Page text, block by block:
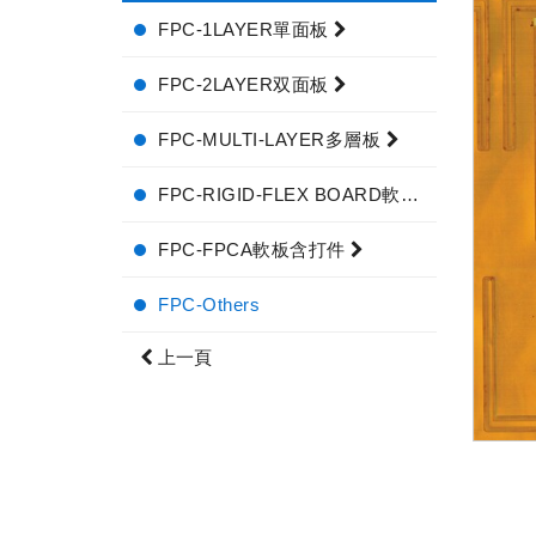
FPC-1LAYER單面板
FPC-2LAYER双面板
FPC-MULTI-LAYER多層板
FPC-RIGID-FLEX BOARD軟硬結合板
FPC-FPCA軟板含打件
FPC-Others
上一頁